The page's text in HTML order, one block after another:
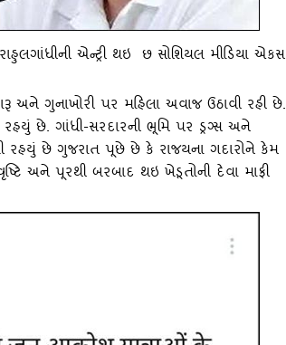
એન્‍ટ્રી થઇ છ સોશિયલ મીડિયા એકસ
અને ગુનાખોરી પર મહિલા અવાજ ઉઠાવી રહી છે.
છે. ગાંધી-સરદારની ભૂમિ પર ડ્રગ્‍સ અને
છે ગુજરાત પૂછે છે કે રાજયના ગદારોને કેમ
અને પૂરથી બરબાદ થઇ ખેડૂતોની દેવા માફી